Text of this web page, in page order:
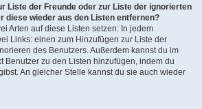
Liste der Freunde oder zur Liste der ignorierten
diese wieder aus den Listen entfernen?
Arten auf diese Listen setzen: In jedem
Links: einen zum Hinzufügen zur Liste der
des Benutzers. Außerdem kannst du im
Benutzer zu den Listen hinzufügen, indem du
An gleicher Stelle kannst du sie auch wieder